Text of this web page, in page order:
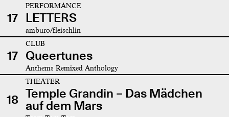
17
PERFORMANCE
LETTERS
amburo/fleischlin
17
CLUB
Queertunes
Anthems Remixed Anthology
18
THEATER
Temple Grandin – Das Mädchen
auf dem Mars